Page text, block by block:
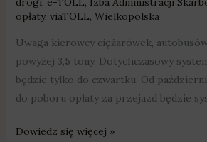
opłaty, viaTOLL, Wielkopolska
Uwaga kierowcy ciężarówek,
powyżej 3,5 tony. Dotychczasowy
będzie tylko do czwartku. Od
do poboru opłaty za przejazd będzie
Dowiedz się więcej »